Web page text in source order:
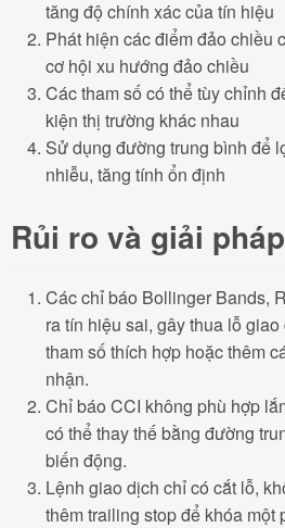
tăng độ chính xác của tín hiệu
Phát hiện các điểm đảo chiều
cơ hội xu hướng đảo chiều
Các tham số có thể tùy chỉnh
kiện thị trường khác nhau
Sử dụng đường trung bình để
nhiễu, tăng tính ổn định
Rủi ro và giải pháp
Các chỉ báo Bollinger Bands,
ra tín hiệu sai, gây thua lỗ
tham số thích hợp hoặc thêm
nhận.
Chỉ báo CCI không phù hợp
có thể thay thế bằng đường
biến động.
Lệnh giao dịch chỉ có cắt lỗ,
thêm trailing stop để khóa một